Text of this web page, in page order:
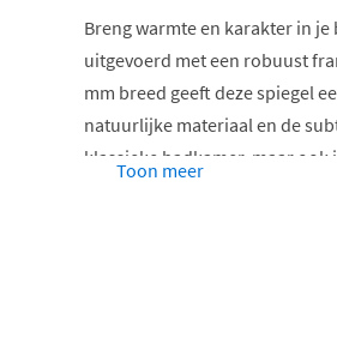
Breng warmte en karakter in
uitgevoerd met een robuust
mm breed geeft deze spiegel
natuurlijke materiaal en de
klassieke badkamer, maar
Toon meer